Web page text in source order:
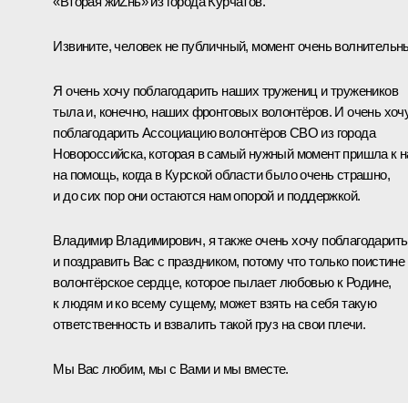
Извините, человек не публичный, момент очень
Я очень хочу поблагодарить наших тружениц и тружеников
тыла и, конечно, наших фронтовых волонтёров. И очень
поблагодарить Ассоциацию волонтёров СВО из города
Новороссийска, которая в самый нужный момент пришла к
на помощь, когда в Курской области было очень страшно,
и до сих пор они остаются нам опорой и поддержкой.
Владимир Владимирович, я также очень хочу поблагодарить
и поздравить Вас с праздником, потому что только поистине
волонтёрское сердце, которое пылает любовью к Родине,
к людям и ко всему сущему, может взять на себя такую
ответственность и взвалить такой груз на свои плечи.
Мы Вас любим, мы с Вами и мы вместе.